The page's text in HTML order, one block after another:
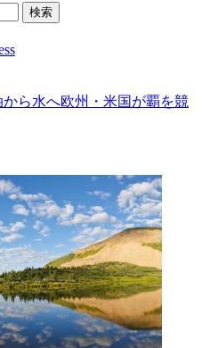
から水へ欧州・米国が覇を競